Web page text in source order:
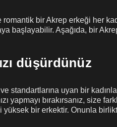
bir Akrep erkeği her
başlayabilir. Aşağıda, bir
düşürdünüz
standartlarına uyan bir
yapmayı bırakırsanız, size
bir erkektir. Onunla